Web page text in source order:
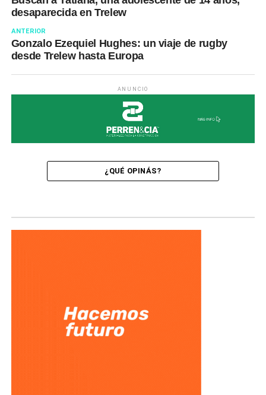
desaparecida en Trelew
ANTERIOR
Gonzalo Ezequiel Hughes: un viaje de rugby
desde Trelew hasta Europa
ANUNCIO
¿QUÉ OPINÁS?